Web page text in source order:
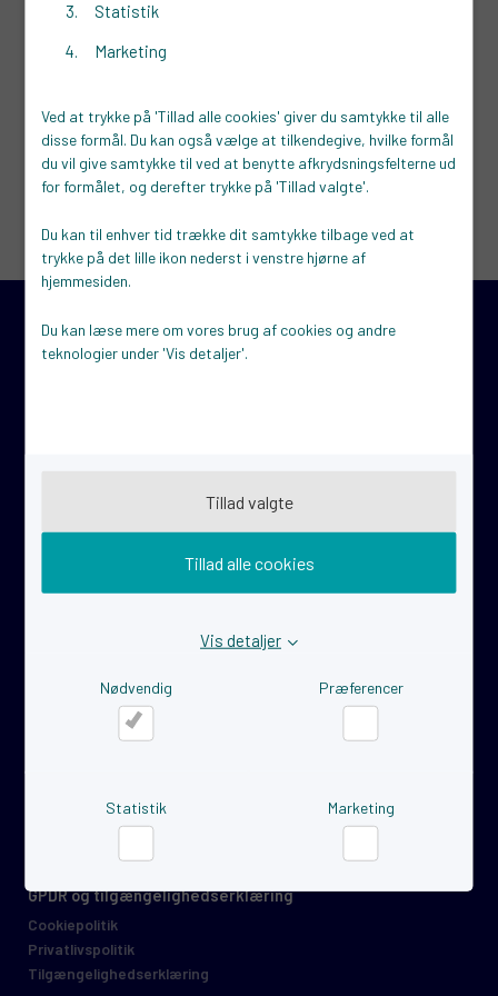
Statistik
Marketing
Ved at trykke på 'Tillad alle cookies' giver du samtykke til alle
disse formål. Du kan også vælge at tilkendegive, hvilke formål
du vil give samtykke til ved at benytte afkrydsningsfelterne ud
for formålet, og derefter trykke på 'Tillad valgte'.
Du kan til enhver tid trække dit samtykke tilbage ved at
trykke på det lille ikon nederst i venstre hjørne af
hjemmesiden.
Du kan læse mere om vores brug af cookies og andre
teknologier under 'Vis detaljer'.
Tillad valgte
Tillad alle cookies
Vis detaljer
Nødvendig Præferencer
Statistik Marketing
Fandt du ikke, hvad du søgte?
Se flere events påerhvervshusmidtjylland.dk eller
virksomhedsguiden.dk, hvor du kan finde specialiserede
tilbud inden for en bred vifte af fagområder.
Kontakt
Iværksætter
Tilmeld dig nyhedsbrevet
GPDR og tilgængelighedserklæring
Cookiepolitik
Privatlivspolitik
Tilgængelighedserklæring